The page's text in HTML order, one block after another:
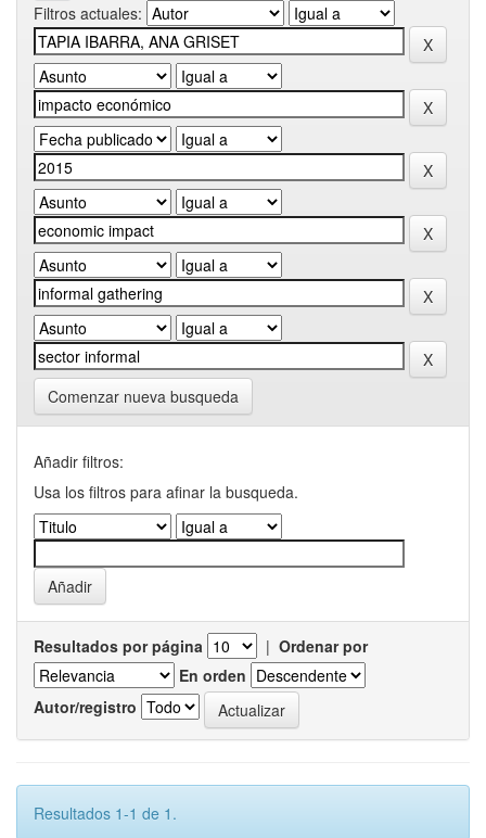
Filtros actuales:
Comenzar nueva busqueda
Añadir filtros:
Usa los filtros para afinar la busqueda.
Resultados por página | Ordenar por
En orden
Autor/registro
Resultados 1-1 de 1.